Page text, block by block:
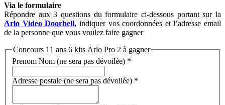
Via le formulaire
Répondre aux 3 questions du formulaire ci-dessous portant sur la
Arlo Video Doorbell, indiquer vos coordonnées et l’adresse email
de la personne que vous voulez faire gagner
Concours 11 ans 6 kits Arlo Pro 2 à gagner
Prenom Nom (ne sera pas dévoilée) *
Adresse postale (ne sera pas dévoilée) *